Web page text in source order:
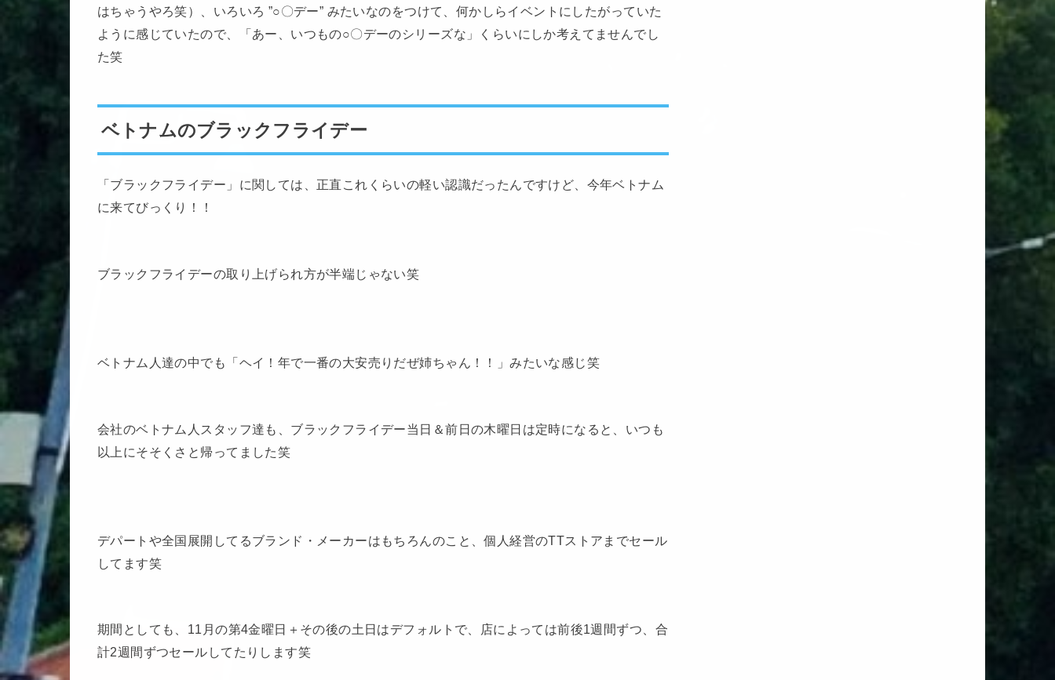
はちゃうやろ笑）、いろいろ ”○〇デー” みたいなのをつけて、何かしらイベントにしたがっていた
ように感じていたので、「あー、いつもの○〇デーのシリーズな」くらいにしか考えてませんでし
た笑
ベトナムのブラックフライデー
「ブラックフライデー」に関しては、正直これくらいの軽い認識だったんですけど、今年ベトナム
に来てびっくり！！
ブラックフライデーの取り上げられ方が半端じゃない笑
ベトナム人達の中でも「ヘイ！年で一番の大安売りだぜ姉ちゃん！！」みたいな感じ笑
会社のベトナム人スタッフ達も、ブラックフライデー当日＆前日の木曜日は定時になると、いつも
以上にそそくさと帰ってました笑
デパートや全国展開してるブランド・メーカーはもちろんのこと、個人経営のTTストアまでセール
してます笑
期間としても、11月の第4金曜日＋その後の土日はデフォルトで、店によっては前後1週間ずつ、合
計2週間ずつセールしてたりします笑